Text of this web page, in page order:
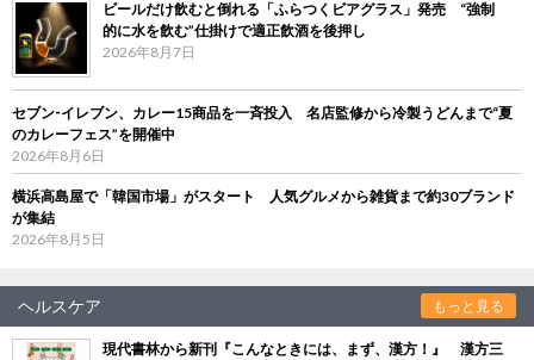
ビールだけ飲むと倒れる「ふらつくビアグラス」発売 “強制
的に水を飲む”仕掛けで適正飲酒を後押し
2026年8月7日
セブン‐イレブン、カレー15商品を一斉投入 名店監修から冷製うどんまで“夏
のカレーフェス”を開催中
2026年8月6日
横浜高島屋で「韓国市場」がスタート 人気グルメから雑貨まで約30ブランド
が集結
2026年8月5日
ヘルスケア もっと見る
現代書林から新刊『こんなときには、まず、漢方！』 漢方三